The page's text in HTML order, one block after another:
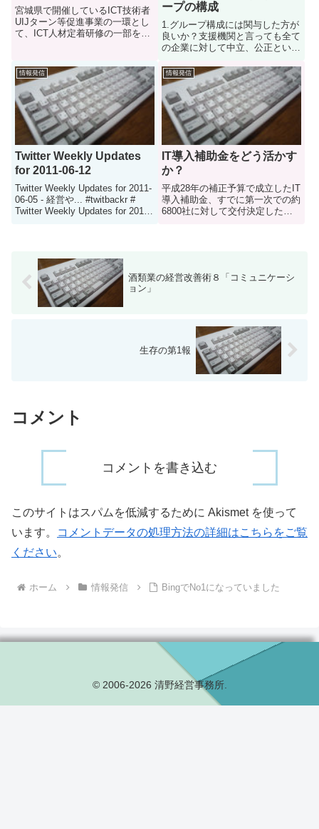
宮城県で開催しているICT技術者
UIJターン等促進事業の一環とし
て、ICT人材定着研修の一部を担
メント実践基礎講座」を実施しま
した。経験が浅い方も多いという
事で「開発経験も乏しく、...
ープの構成
1.グループ構成には関与した方が
良いか？支援機関と言っても全て
の企業に対して中立、公正という
立した中立機関がグループ構成案
を作るというのもありえます。た
だし、それはそれで問題が出てき
ます。どうやっても不具合は出...
情報発信
Twitter Weekly Updates
for 2011-06-12
Twitter Weekly Updates for 2011-
06-05 - 経営や... #twitbackr #
Twitter Weekly Updates for 2011-
情報発信
IT導入補助金をどう活かす
か？
平成28年の補正予算で成立したIT
導入補助金、すでに第一次での約
6800社に対して交付決定したよ
酒類業の経営改善術８「コミュニケーシ
ョン」
生存の第1報
コメント
コメントを書き込む
このサイトはスパムを低減するために Akismet を使って
います。
コメントデータの処理方法の詳細はこちらをご覧
ください。
ホーム 情報発信 BingでNo1になっていました
© 2006-2026 清野経営事務所.